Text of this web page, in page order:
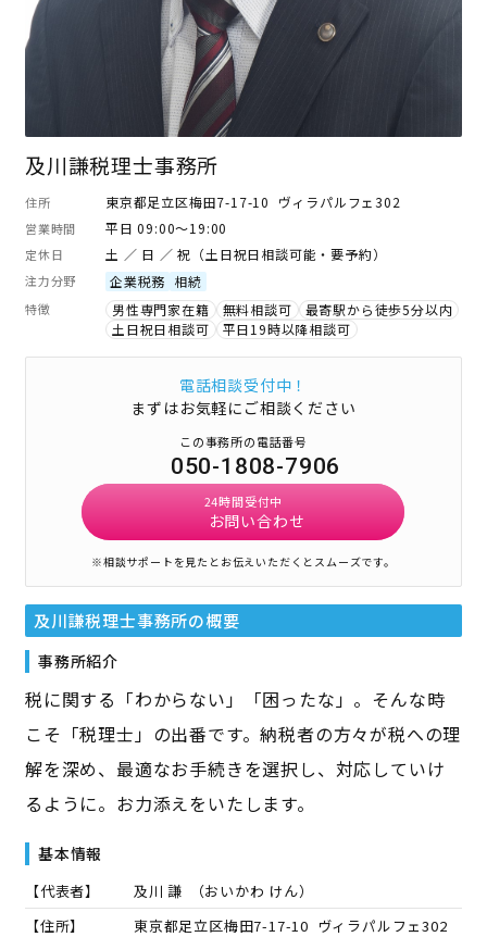
及川謙税理士事務所
住所 東京都足立区梅田7-17-10 ヴィラパルフェ302
営業時間 平日 09:00～19:00
定休日 土 ／ 日 ／ 祝（土日祝日相談可能・要予約）
注力分野 企業税務 相続
特徴 男性専門家在籍 無料相談可
最寄駅から徒歩5分以内
土日祝日相談可
平日19時以降相談可
電話相談受付中！
まずはお気軽にご相談ください
この事務所の電話番号
050-1808-7906
24時間受付中
お問い合わせ
※相談サポートを見たとお伝えいただくとスムーズです。
及川謙税理士事務所の概要
事務所紹介
税に関する「わからない」「困ったな」。そんな時
こそ「税理士」の出番です。納税者の方々が税への理
解を深め、最適なお手続きを選択し、対応していけ
るように。お力添えをいたします。
基本情報
【代表者】 及川 謙 （おいかわ けん）
【住所】
東京都足立区梅田7-17-10 ヴィラパルフェ302